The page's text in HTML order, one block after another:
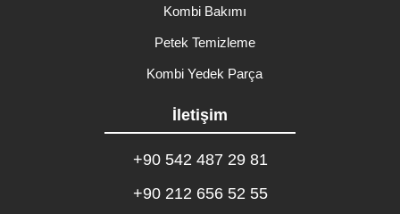
Kombi Bakımı
Petek Temizleme
Kombi Yedek Parça
İletişim
+90 542 487 29 81
+90 212 656 52 55